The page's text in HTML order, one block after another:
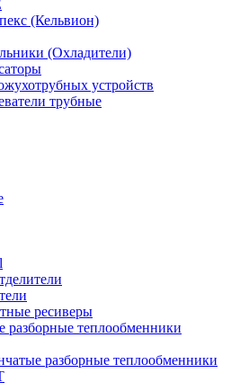
(Кельвион)
(Охладители)
устройств
трубные
ресиверы
разборные теплообменники
разборные теплообменники